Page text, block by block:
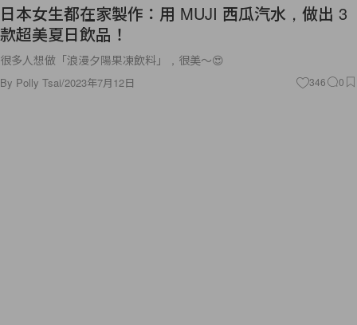
日本女生都在家製作：用 MUJI 西瓜汽水，做出 3
款超美夏日飲品！
很多人想做「浪漫夕陽果凍飲料」，很美～😍
By Polly Tsai/2023年7月12日 346 0